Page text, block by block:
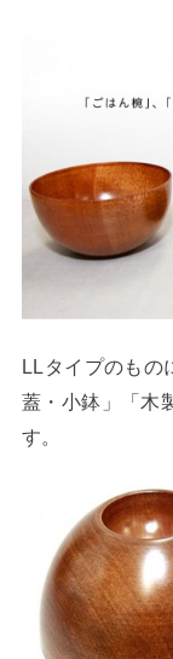
LLタイプのもの
蓋・小鉢」「木
す。